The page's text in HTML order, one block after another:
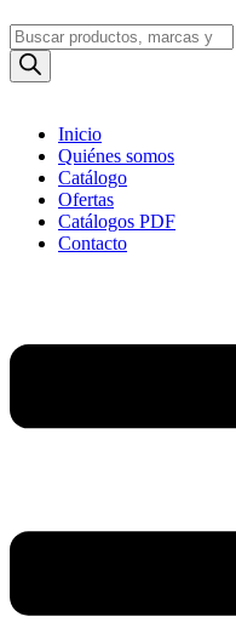
Búsqueda
de
productos
Inicio
Quiénes somos
Catálogo
Ofertas
Catálogos PDF
Contacto